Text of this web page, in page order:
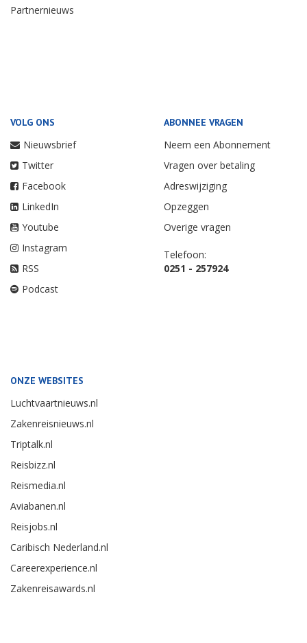
Partnernieuws
VOLG ONS
Nieuwsbrief
Twitter
Facebook
LinkedIn
Youtube
Instagram
RSS
Podcast
ABONNEE VRAGEN
Neem een Abonnement
Vragen over betaling
Adreswijziging
Opzeggen
Overige vragen
Telefoon:
0251 - 257924
ONZE WEBSITES
Luchtvaartnieuws.nl
Zakenreisnieuws.nl
Triptalk.nl
Reisbizz.nl
Reismedia.nl
Aviabanen.nl
Reisjobs.nl
Caribisch Nederland.nl
Careerexperience.nl
Zakenreisawards.nl